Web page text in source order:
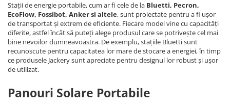
Stații de energie portabile, cum ar fi cele de la Bluetti, Pecron,
EcoFlow, Fossibot, Anker si altele, sunt proiectate pentru a fi ușor
de transportat și extrem de eficiente. Fiecare model vine cu capacități
diferite, astfel încât să puteți alege produsul care se potrivește cel mai
bine nevoilor dumneavoastra. De exemplu, stațiile Bluetti sunt
recunoscute pentru capacitatea lor mare de stocare a energiei, în timp
ce produsele Jackery sunt apreciate pentru designul lor robust și ușor
de utilizat.
Panouri Solare Portabile